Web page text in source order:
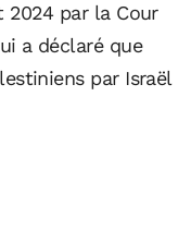
par la Cour
a déclaré que
par Israël